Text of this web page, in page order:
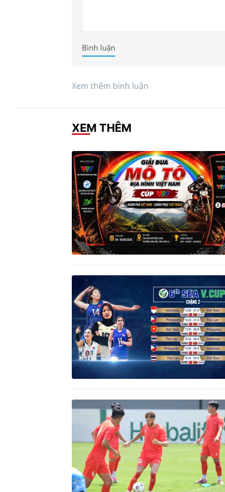
Bình luận
Xem thêm bình luận
XEM THÊM